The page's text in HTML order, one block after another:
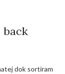
back
dok sortiram